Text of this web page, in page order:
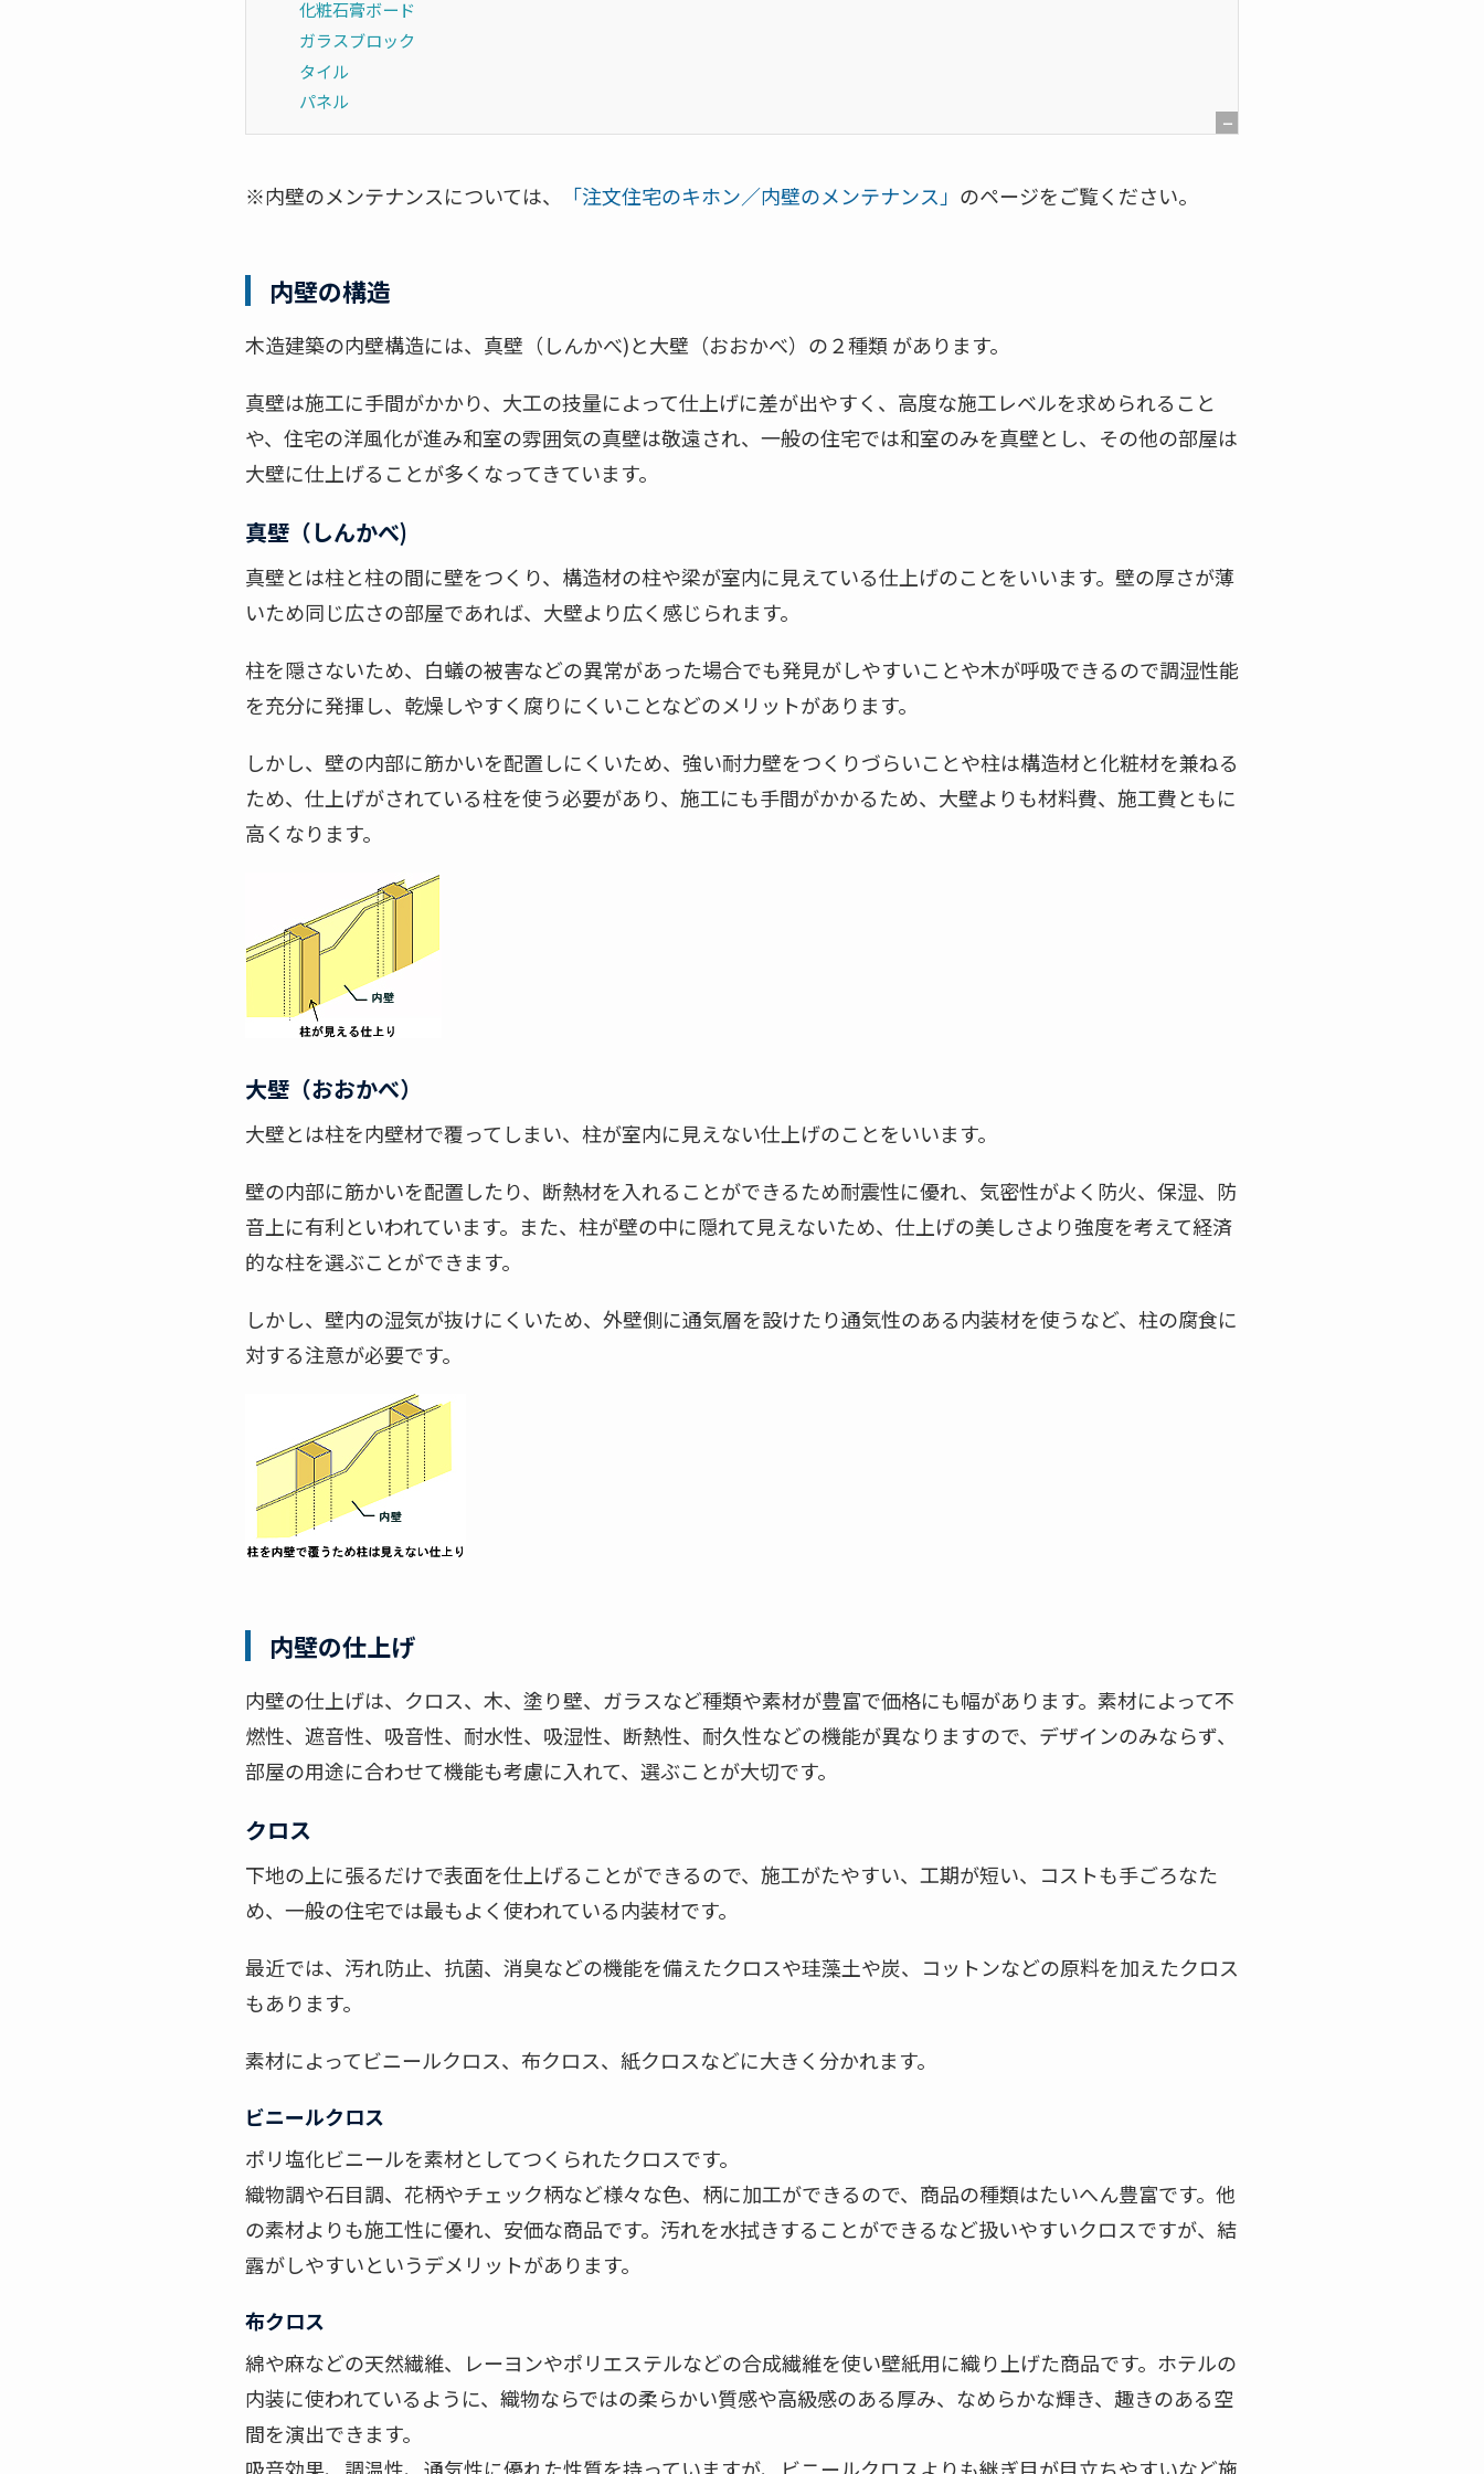
[
化粧石膏ボード
ガラスブロック
タイル
パネル
※内壁のメンテナンスについては、 「注文住宅のキホン／内壁のメンテナンス」 のページをご覧ください。
内壁の構造
木造建築の内壁構造には、真壁（しんかべ)と大壁（おおかべ）の２種類 があります。
真壁は施工に手間がかかり、大工の技量によって仕上げに差が出やすく、高度な施工レベルを求められること
や、住宅の洋風化が進み和室の雰囲気の真壁は敬遠され、一般の住宅では和室のみを真壁とし、その他の部屋は
大壁に仕上げることが多くなってきています。
真壁（しんかべ)
真壁とは柱と柱の間に壁をつくり、構造材の柱や梁が室内に見えている仕上げのことをいいます。壁の厚さが薄
いため同じ広さの部屋であれば、大壁より広く感じられます。
柱を隠さないため、白蟻の被害などの異常があった場合でも発見がしやすいことや木が呼吸できるので調湿性能
を充分に発揮し、乾燥しやすく腐りにくいことなどのメリットがあります。
しかし、壁の内部に筋かいを配置しにくいため、強い耐力壁をつくりづらいことや柱は構造材と化粧材を兼ねる
ため、仕上げがされている柱を使う必要があり、施工にも手間がかかるため、大壁よりも材料費、施工費ともに
高くなります。
大壁（おおかべ）
大壁とは柱を内壁材で覆ってしまい、柱が室内に見えない仕上げのことをいいます。
壁の内部に筋かいを配置したり、断熱材を入れることができるため耐震性に優れ、気密性がよく防火、保湿、防
音上に有利といわれています。また、柱が壁の中に隠れて見えないため、仕上げの美しさより強度を考えて経済
的な柱を選ぶことができます。
しかし、壁内の湿気が抜けにくいため、外壁側に通気層を設けたり通気性のある内装材を使うなど、柱の腐食に
対する注意が必要です。
内壁の仕上げ
内壁の仕上げは、クロス、木、塗り壁、ガラスなど種類や素材が豊富で価格にも幅があります。素材によって不
燃性、遮音性、吸音性、耐水性、吸湿性、断熱性、耐久性などの機能が異なりますので、デザインのみならず、
部屋の用途に合わせて機能も考慮に入れて、選ぶことが大切です。
クロス
下地の上に張るだけで表面を仕上げることができるので、施工がたやすい、工期が短い、コストも手ごろなた
め、一般の住宅では最もよく使われている内装材です。
最近では、汚れ防止、抗菌、消臭などの機能を備えたクロスや珪藻土や炭、コットンなどの原料を加えたクロス
もあります。
素材によってビニールクロス、布クロス、紙クロスなどに大きく分かれます。
ビニールクロス
ポリ塩化ビニールを素材としてつくられたクロスです。
織物調や石目調、花柄やチェック柄など様々な色、柄に加工ができるので、商品の種類はたいへん豊富です。他
の素材よりも施工性に優れ、安価な商品です。汚れを水拭きすることができるなど扱いやすいクロスですが、結
露がしやすいというデメリットがあります。
布クロス
綿や麻などの天然繊維、レーヨンやポリエステルなどの合成繊維を使い壁紙用に織り上げた商品です。ホテルの
内装に使われているように、織物ならではの柔らかい質感や高級感のある厚み、なめらかな輝き、趣きのある空
間を演出できます。
吸音効果、調温性、通気性に優れた性質を持っていますが、ビニールクロスよりも継ぎ目が目立ちやすいなど施